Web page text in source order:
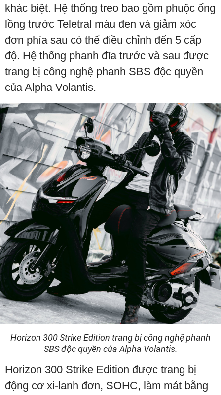
khác biệt. Hệ thống treo bao gồm phuộc ống
lồng trước Teletral màu đen và giảm xóc
đơn phía sau có thể điều chỉnh đến 5 cấp
độ. Hệ thống phanh đĩa trước và sau được
trang bị công nghệ phanh SBS độc quyền
của Alpha Volantis.
Horizon 300 Strike Edition trang bị công nghệ phanh
SBS độc quyền của Alpha Volantis.
Horizon 300 Strike Edition được trang bị
động cơ xi-lanh đơn, SOHC, làm mát bằng